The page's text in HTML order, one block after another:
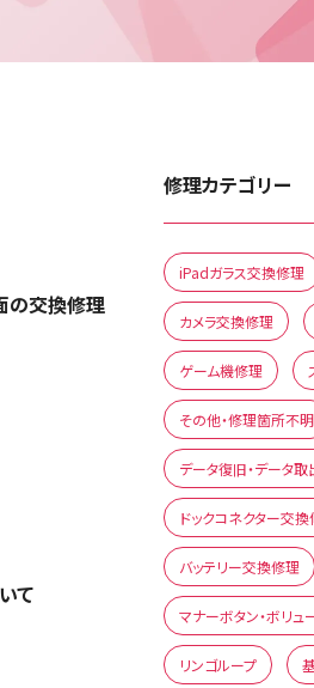
の交換修理
て
修理カテゴリー
iPadガラス交換修理
カメラ交換修理
ゲーム機修理
その他・修理箇所不明
データ復旧・データ取
ドックコネクター交
バッテリー交換修理
マナーボタン・ボリ
リンゴループ